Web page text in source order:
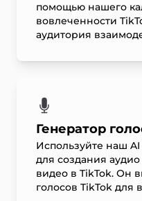
помощью нашего
вовлеченности
аудитория
Генератор
Используйте наш AI
для создания
видео в TikTok. Он
голосов TikTok для